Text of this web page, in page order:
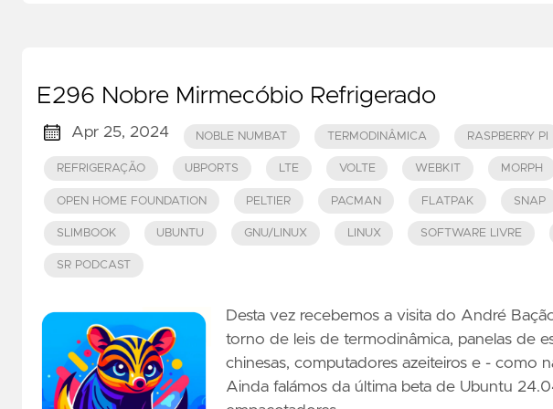
E296 Nobre Mirmecóbio Refrigerado
Apr 25, 2024 NOBLE NUMBAT TERMODINÂMICA RASPBERRY PI
REFRIGERAÇÃO UBPORTS LTE VOLTE WEBKIT MORPH
OPEN HOME FOUNDATION PELTIER PACMAN FLATPAK SNAP
SLIMBOOK UBUNTU GNU/LINUX LINUX SOFTWARE LIVRE
SR PODCAST
Desta vez recebemos a visita do André
torno de leis de termodinâmica, panelas de
chinesas, computadores azeiteiros e - como
Ainda falámos da última beta de Ubuntu